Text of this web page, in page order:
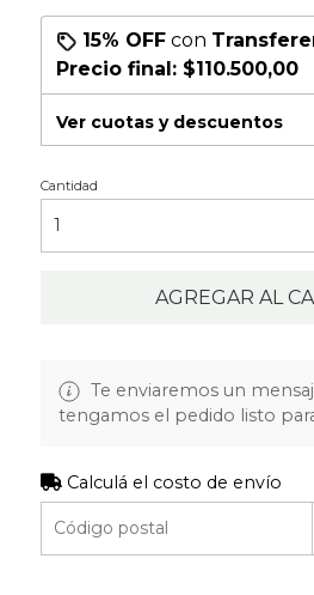
15% OFFcon
Precio final: $110.500,00
Ver cuotas y descuentos
Cantidad
AGREGAR AL
Te enviaremos un
tengamos el pedido listo
Calculá el costo de envío